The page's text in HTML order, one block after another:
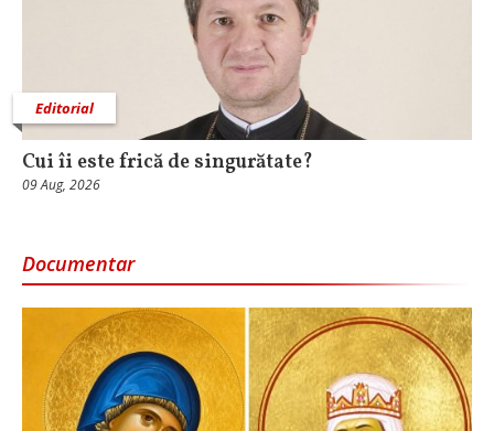
Editorial
Cui îi este frică de singurătate?
09 Aug, 2026
Documentar